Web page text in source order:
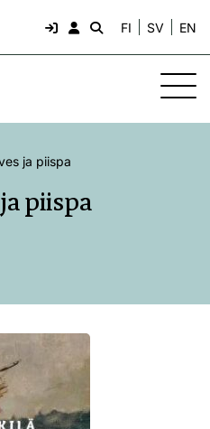
FI SV EN
ja piispa
piispa